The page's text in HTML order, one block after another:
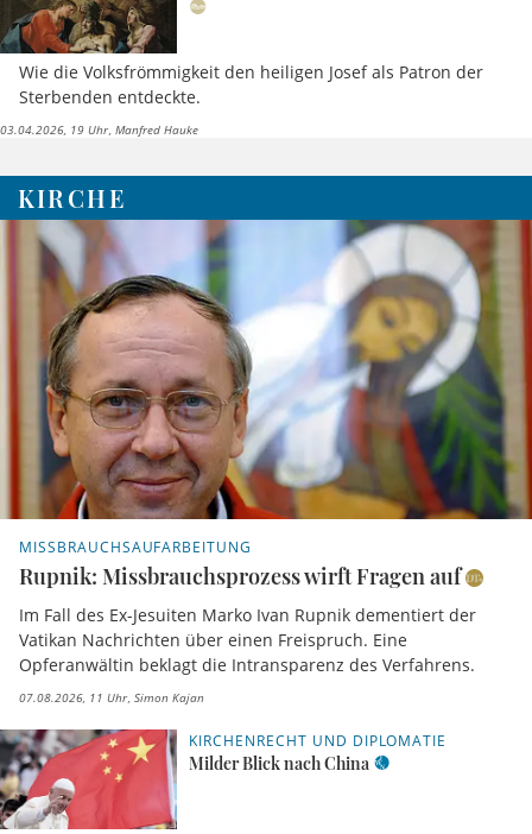
Wie die Volksfrömmigkeit den heiligen Josef als Patron der
Sterbenden entdeckte.
03.04.2026, 19 Uhr Manfred Hauke
KIRCHE
MISSBRAUCHSAUFARBEITUNG
Rupnik: Missbrauchsprozess wirft Fragen auf
Im Fall des Ex-Jesuiten Marko Ivan Rupnik dementiert der
Vatikan Nachrichten über einen Freispruch. Eine
Opferanwältin beklagt die Intransparenz des Verfahrens.
07.08.2026, 11 Uhr Simon Kajan
KIRCHENRECHT UND DIPLOMATIE
Milder Blick nach China